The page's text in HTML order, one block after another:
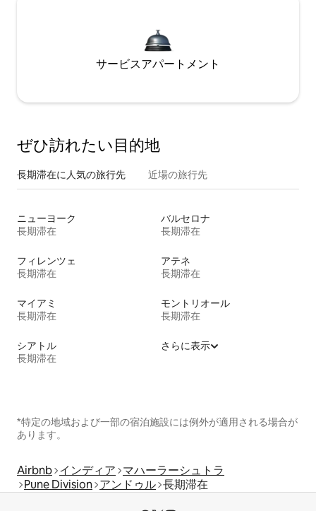
サービスアパートメント
ぜひ訪⁠れ⁠た⁠い目⁠的⁠地
長期滞在に人気の旅行先 近場の旅行先
ニューヨーク
長期滞在
バルセロナ
長期滞在
フィレンツェ
長期滞在
アテネ
長期滞在
マイアミ
長期滞在
モントリオール
長期滞在
シアトル
長期滞在
さらに表示
*特定の地域および一部の宿泊施設には例外が適用される場合が
あります。
Airbnb インディア マハーラーシュトラ
Pune Division アンドゥル 長期滞在